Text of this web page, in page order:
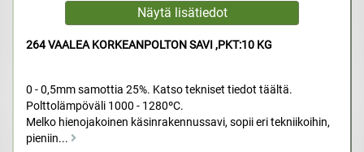
264 VAALEA KORKEANPOLTON SAVI ,PKT:10 KG
0 - 0,5mm samottia 25%. Katso tekniset tiedot täältä.
Polttolämpöväli 1000 - 1280ºC.
Melko hienojakoinen käsinrakennussavi, sopii eri tekniikoihin,
pieniin...